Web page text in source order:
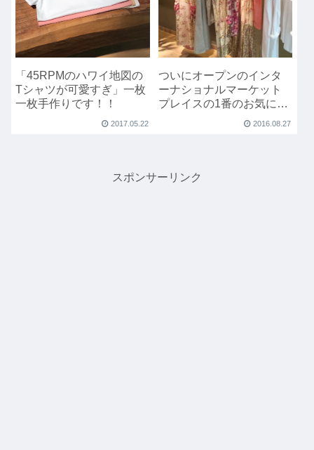
「45RPMのハワイ地図の
Tシャツが可愛すぎ」一枚
一枚手作りです！！
2017.05.22
ついにオープンのインタ
ーナショナルマーケット
プレイスの1番のお気に入
りショップはここかな？
2016.08.27
スポンサーリンク